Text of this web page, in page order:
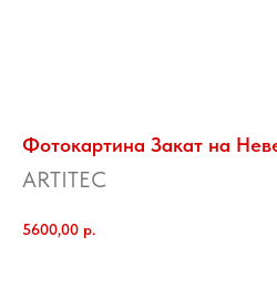
Фотокартина Закат на
ARTITEC
5600,00 р.